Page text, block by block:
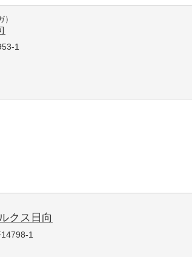
1
クス日向
1